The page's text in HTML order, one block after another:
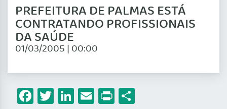
PREFEITURA DE PALMAS ESTÁ
CONTRATANDO PROFISSIONAIS
DA SAÚDE
01/03/2005 | 00:00
Facebook
Twitter
LinkedIn
Email
Print